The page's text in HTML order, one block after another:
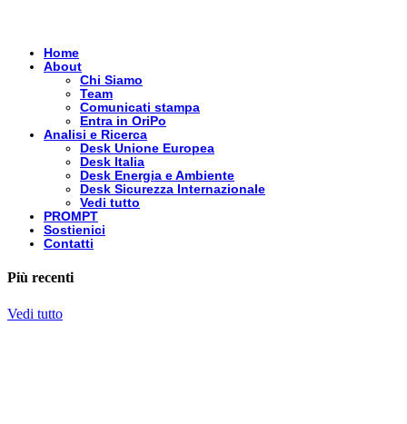
Home
About
Chi Siamo
Team
Comunicati stampa
Entra in OriPo
Analisi e Ricerca
Desk Unione Europea
Desk Italia
Desk Energia e Ambiente
Desk Sicurezza Internazionale
Vedi tutto
PROMPT
Sostienici
Contatti
Più recenti
Vedi tutto